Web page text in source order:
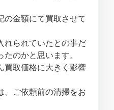
の金額にて買取させて
れられていたとの事だ
のかと思います。
買取価格に大きく影響
、ご依頼前の清掃をお